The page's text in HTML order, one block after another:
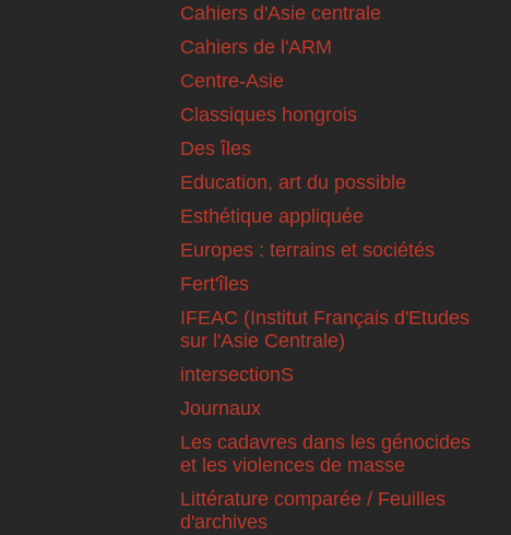
Cahiers d'Asie centrale
Cahiers de l'ARM
Centre-Asie
Classiques hongrois
Des îles
Education, art du possible
Esthétique appliquée
Europes : terrains et sociétés
Fert'îles
IFEAC (Institut Français d'Etudes
sur l'Asie Centrale)
intersectionS
Journaux
Les cadavres dans les génocides
et les violences de masse
Littérature comparée / Feuilles
d'archives